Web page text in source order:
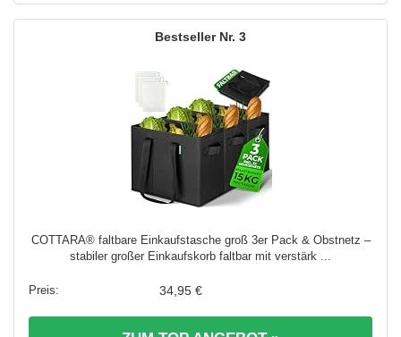
3
COTTARA® faltbare Einkaufstasche groß 3er Pack & Obstnetz –
stabiler großer Einkaufskorb faltbar mit verstärk ...
34,95 €